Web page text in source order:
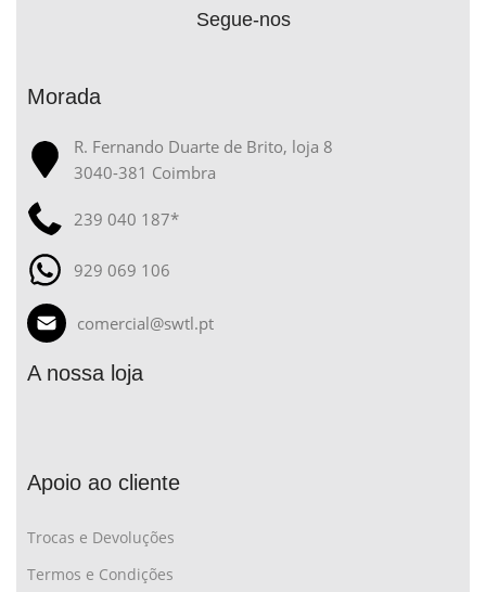
Segue-nos
Morada
R. Fernando Duarte de Brito, loja 8
3040-381 Coimbra
239 040 187*
929 069 106
comercial@swtl.pt
A nossa loja
Apoio ao cliente
Trocas e Devoluções
Termos e Condições